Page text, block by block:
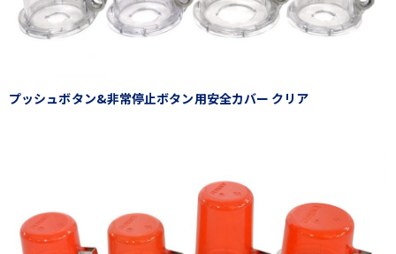
プッシュボタン&非常停止ボタン用安全カバー クリア